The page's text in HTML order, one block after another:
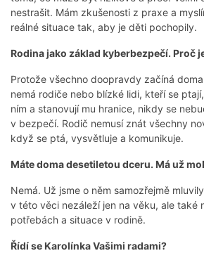
nestrašit. Mám zkušenosti z praxe a
reálné situace tak, aby je děti pochopily.
Rodina jako základ kyberbezpečí. Proč
Protože všechno doopravdy začíná
nemá rodiče nebo blízké lidi, kteří se
ním a stanovují mu hranice, nikdy se
v bezpečí. Rodič nemusí znát všechny
když se ptá, vysvětluje a komunikuje.
Máte doma desetiletou dceru. Má už
Nemá. Už jsme o něm samozřejmě
v této věci nezáleží jen na věku, ale také
potřebách a situace v rodině.
Řídí se Karolínka Vašimi radami?